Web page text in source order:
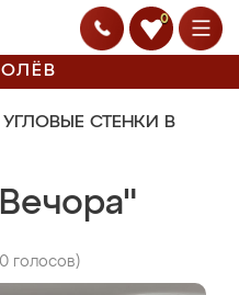
0
УГЛОВЫЕ СТЕНКИ В
0 голосов)